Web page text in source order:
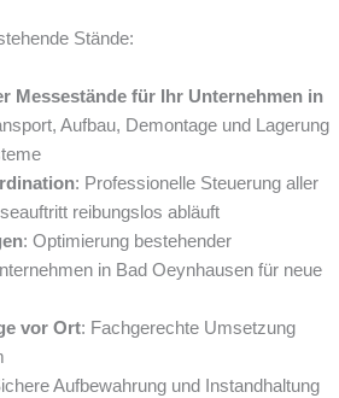
Stände:
Messestände für Ihr Unternehmen in
Aufbau, Demontage und Lagerung
: Professionelle Steuerung aller
reibungslos abläuft
: Optimierung bestehender
in Bad Oeynhausen für neue
vor Ort: Fachgerechte Umsetzung
Aufbewahrung und Instandhaltung